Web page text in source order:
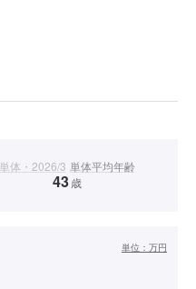
単体・2026/3 単体平均年齢
43 歳
単位： 万円